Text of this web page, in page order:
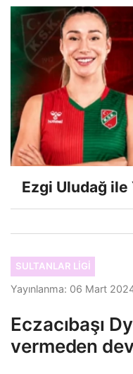
Ezgi Uludağ ile
SULTANLAR LIGI
Yayınlanma: 06 Mart
Eczacıbaşı
vermeden